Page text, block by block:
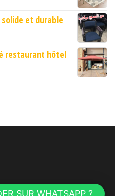
et durable
restaurant hôtel
SUR WHATSAPP ?